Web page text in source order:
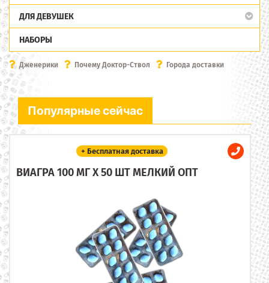
ДЛЯ ДЕВУШЕК
НАБОРЫ
Дженерики Почему Доктор-Ствол Города доставки
Популярные сейчас
+ Бесплатная доставка
ВИАГРА 100 МГ X 50 ШТ МЕЛКИЙ ОПТ